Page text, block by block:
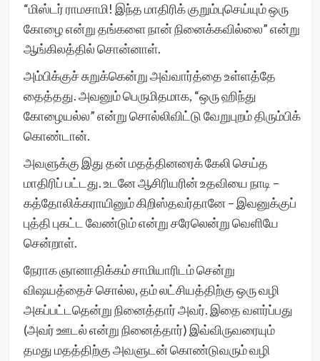
“மிஸ்டர் ராமசாமி! இந்த மாதிரிக் குறும்புசெய்யும் ஒரு
கோழை என்று தங்களை நான் நினைக்கவில்லை” என்று
ஆங்கிலத்தில் சொன்னாள்.
அம்பிக்குச் சுறுக்கென்று அவ்வார்த்தை உள்ளத்தே
தைத்தது. அவனும் பெருமிதமாக, “ஒரு ஹிந்து
கோழையல்ல” என்று சொல்லிவிட்டு வேறுபுறம் திரும்பிக்
கொண்டான்.
அவளுக்கு இது தன் மதத்தினரைக் கேலி செய்த
மாதிரிப் பட்டது. உடனே ஆசிரியரின் உதவியை நாடி –
கத்தோலிக்கராயினும் கிறிஸ்தவர்தானே – இவனுக்குப்
புத்தி புகட்ட வேண்டும் என்று சரேலென்று வெளியே
சென்றாள்.
நேராக ஞானாதிக்கம் சாமியாரிடம் சென்று
விஷயத்தைச் சொல்ல, தம் லட்சியத்திற்கு ஒரு வழி
அகப்பட்டதென்று நினைத்தார் அவர். இதை வளர்ப்பது
(அவர் ஊடல் என்று நினைத்தார்) இவ்விருவரையும்
தமது மதத்திற்கு அவளுடன் கொண்டுவரும் வழி